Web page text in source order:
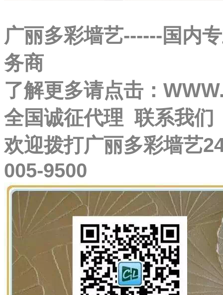
广丽多彩墙艺------国内
务商
了解更多请点击：
全国诚征代理 联系我们
欢迎拨打广丽多彩墙艺
005-9500